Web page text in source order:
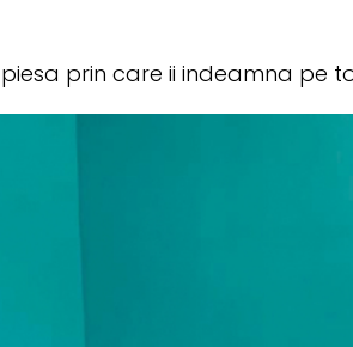
prin care ii indeamna pe